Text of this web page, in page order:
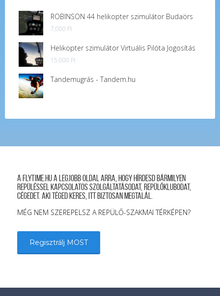
ROBINSON 44 helikopter szimulátor Budaörs
7,000 Ft
Helikopter szimulátor Virtuális Pilóta Jogosítás
15,000 Ft
Tandemugrás - Tandem.hu
A FLYTIME.HU a legjobb oldal arra, hogy hírdesd bármilyen
repüléssel kapcsolatos szolgáltatásodat, repülőklubodat,
cégedet. Aki téged keres, itt biztosan megtalál.
MÉG NEM SZEREPELSZ A REPÜLŐ-SZAKMAI TÉRKÉPEN?
Regisztrálj MOST